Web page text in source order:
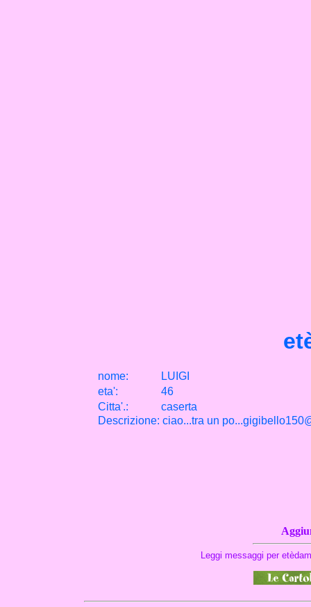
nome:
LUIGI
eta':
46
Citta'.:
caserta
Descrizione: ciao...tra un
Leggi messaggi per